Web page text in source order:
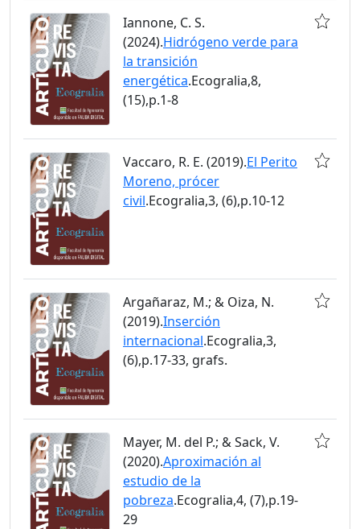
Iannone, C. S.
(2024).Hidrógeno verde para
la transición
energética.Ecogralia,8,
(15),p.1-8
Vaccaro, R. E. (2019).El Perito
Moreno, prócer
civil.Ecogralia,3, (6),p.10-12
Argañaraz, M.; & Oiza, N.
(2019).Inserción
internacional.Ecogralia,3,
(6),p.17-33, grafs.
Mayer, M. del P.; & Sack, V.
(2020).Aproximación al
estudio de la
pobreza.Ecogralia,4, (7),p.19-
29